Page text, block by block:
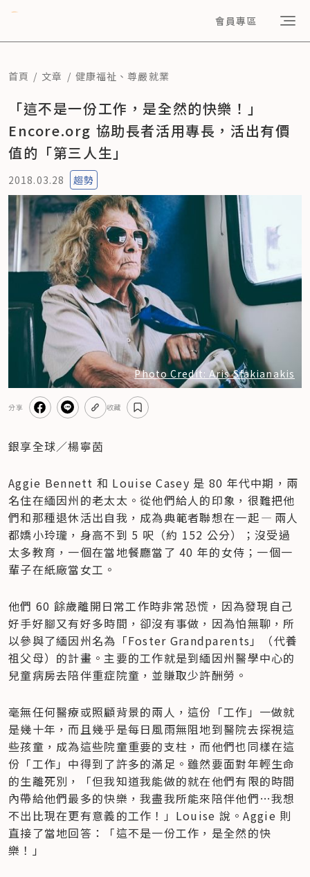
會員專區
首頁 文章 健康福祉 、尊嚴就業
「這不是一份工作，是全然的快樂！」
Encore.org 協助長者活用專長，活出有價
值的「第三人生」
2018.03.28 趨勢
Photo Credit: Aris Sfakianakis
分享 收藏
銀享全球／楊寧茵
Aggie Bennett 和 Louise Casey 是 80 年代中期，兩
名住在緬因州的老太太。從他們給人的印象，很難把他
們和那種退休活出自我，成為典範者聯想在一起 — 兩人
都嬌小玲瓏，身高不到 5 呎（約 152 公分）；沒受過
太多教育，一個在當地餐廳當了 40 年的女侍；一個一
輩子在紙廠當女工。
他們 60 餘歲離開日常工作時非常恐慌，因為發現自己
好手好腳又有好多時間，卻沒有事做，因為怕無聊，所
以參與了緬因州名為「Foster Grandparents」（代養
祖父母）的計畫。主要的工作就是到緬因州醫學中心的
兒童病房去陪伴重症院童，並賺取少許酬勞。
毫無任何醫療或照顧背景的兩人，這份「工作」一做就
是幾十年，而且幾乎是每日風雨無阻地到醫院去探視這
些孩童，成為這些院童重要的支柱，而他們也同樣在這
份「工作」中得到了許多的滿足。雖然要面對年輕生命
的生離死別，「但我知道我能做的就在他們有限的時間
內帶給他們最多的快樂，我盡我所能來陪伴他們…我想
不出比現在更有意義的工作！」Louise 說。Aggie 則
直接了當地回答：「這不是一份工作，是全然的快
樂！」